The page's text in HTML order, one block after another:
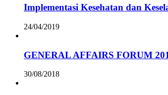
Implementasi Kesehatan dan
24/04/2019
GENERAL AFFAIRS FORUM
30/08/2018